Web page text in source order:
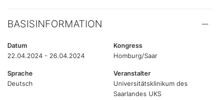
BASISINFORMATION
Datum
22.04.2024 - 26.04.2024
Kongress
Homburg/Saar
Sprache
Deutsch
Veranstalter
Universitätsklinikum des
Saarlandes UKS